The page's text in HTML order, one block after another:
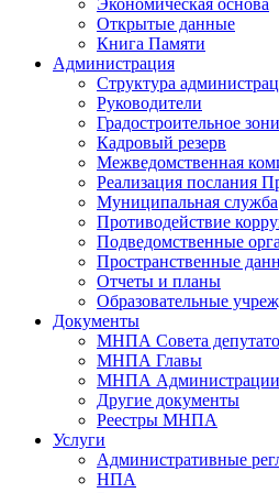
Экономическая основа
Открытые данные
Книга Памяти
Администрация
Структура
Руководители
Градостроительное
Кадровый резерв
Межведомственная
Реализация послания
Муниципальная служба
Противодействие
Подведомственные
Пространственные
Отчеты и планы
Образовательные
Документы
МНПА Совета
МНПА Главы
МНПА Администрации
Другие документы
Реестры МНПА
Услуги
Административные
НПА